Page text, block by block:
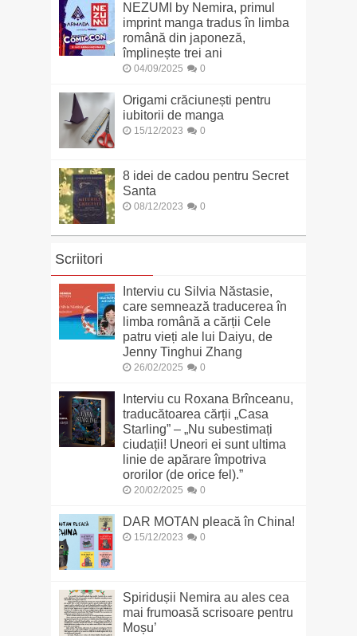
NEZUMI by Nemira, primul
imprint manga tradus în limba
română din japoneză,
împlinește trei ani
04/09/2025 0
Origami crăciunești pentru
iubitorii de manga
15/12/2023 0
8 idei de cadou pentru Secret
Santa
08/12/2023 0
Scriitori
Interviu cu Silvia Năstasie,
care semnează traducerea în
limba română a cărții Cele
patru vieți ale lui Daiyu, de
Jenny Tinghui Zhang
26/02/2025 0
Interviu cu Roxana Brînceanu,
traducătoarea cărții „Casa
Starling” – „Nu subestimați
ciudații! Uneori ei sunt ultima
linie de apărare împotriva
ororilor (de orice fel).”
20/02/2025 0
DAR MOTAN pleacă în China!
15/12/2023 0
Spiridușii Nemira au ales cea
mai frumoasă scrisoare pentru
Moșu’